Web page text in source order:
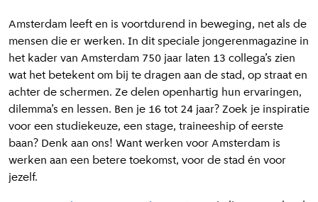
Amsterdam leeft en is voortdurend in beweging, net als de
mensen die er werken. In dit speciale jongerenmagazine in
het kader van Amsterdam 750 jaar laten 13 collega’s zien
wat het betekent om bij te dragen aan de stad, op straat en
achter de schermen. Ze delen openhartig hun ervaringen,
dilemma’s en lessen. Ben je 16 tot 24 jaar? Zoek je inspiratie
voor een studiekeuze, een stage, traineeship of eerste
baan? Denk aan ons! Want werken voor Amsterdam is
werken aan een betere toekomst, voor de stad én voor
jezelf.